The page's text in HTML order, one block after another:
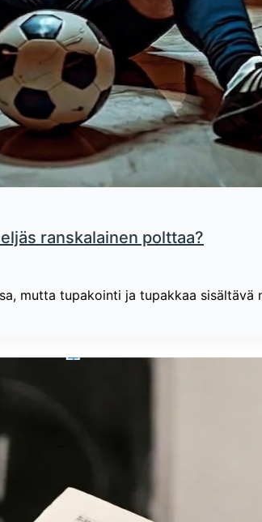
ranskalainen polttaa?
mutta tupakointi ja tupakkaa sisältävä